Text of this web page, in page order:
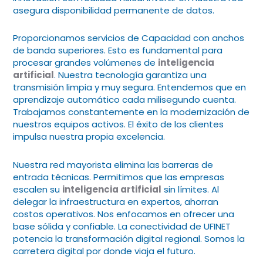
asegura disponibilidad permanente de datos.
Proporcionamos servicios de Capacidad con anchos
de banda superiores. Esto es fundamental para
procesar grandes volúmenes de inteligencia
artificial. Nuestra tecnología garantiza una
transmisión limpia y muy segura. Entendemos que en
aprendizaje automático cada milisegundo cuenta.
Trabajamos constantemente en la modernización de
nuestros equipos activos. El éxito de los clientes
impulsa nuestra propia excelencia.
Nuestra red mayorista elimina las barreras de
entrada técnicas. Permitimos que las empresas
escalen su inteligencia artificial sin límites. Al
delegar la infraestructura en expertos, ahorran
costos operativos. Nos enfocamos en ofrecer una
base sólida y confiable. La conectividad de UFINET
potencia la transformación digital regional. Somos la
carretera digital por donde viaja el futuro.